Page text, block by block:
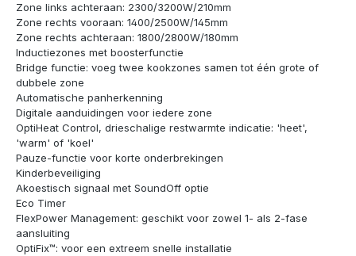
Zone links achteraan: 2300/3200W/210mm
Zone rechts vooraan: 1400/2500W/145mm
Zone rechts achteraan: 1800/2800W/180mm
Inductiezones met boosterfunctie
Bridge functie: voeg twee kookzones samen tot één grote of
dubbele zone
Automatische panherkenning
Digitale aanduidingen voor iedere zone
OptiHeat Control, drieschalige restwarmte indicatie: 'heet',
'warm' of 'koel'
Pauze-functie voor korte onderbrekingen
Kinderbeveiliging
Akoestisch signaal met SoundOff optie
Eco Timer
FlexPower Management: geschikt voor zowel 1- als 2-fase
aansluiting
OptiFix™: voor een extreem snelle installatie